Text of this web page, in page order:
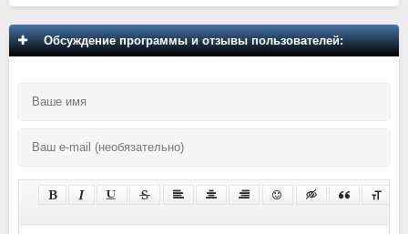
Обсуждение программы и отзывы пользователей: